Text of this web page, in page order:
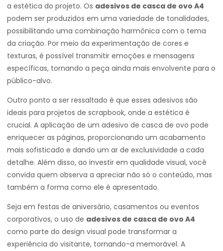
a estética do projeto. Os adesivos de casca de ovo A4
podem ser produzidos em uma variedade de tonalidades,
possibilitando uma combinação harmônica com o tema
da criação. Por meio da experimentação de cores e
texturas, é possível transmitir emoções e mensagens
específicas, tornando a peça ainda mais envolvente para o
público-alvo.
Outro ponto a ser ressaltado é que esses adesivos são
ideais para projetos de scrapbook, onde a estética é
crucial. A aplicação de um adesivo de casca de ovo pode
enriquecer as páginas, proporcionando um acabamento
mais sofisticado e dando um ar de exclusividade a cada
detalhe. Além disso, ao investir em qualidade visual, você
convida quem observa a apreciar não só o conteúdo, mas
também a forma como ele é apresentado.
Seja em festas de aniversário, casamentos ou eventos
corporativos, o uso de adesivos de casca de ovo A4
como parte do design visual pode transformar a
experiência do visitante, tornando-a memorável. A